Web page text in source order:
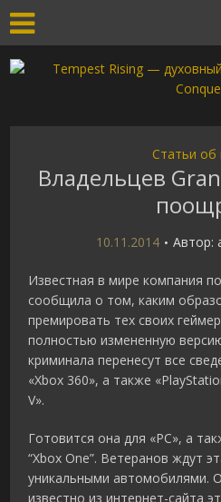
Статьи об
Владельцев
10.11.2014 Автор:
Известная в мире компания
сообщила о том, каким
премировать тех своих
полностью измененную
криминала перенесут все
«Xbox 360», а также
V».
Готовится она для «РС», а
“Xbox One”. Ветеранов ждут
уникальными автомобилями.
известно из интернет-сайта